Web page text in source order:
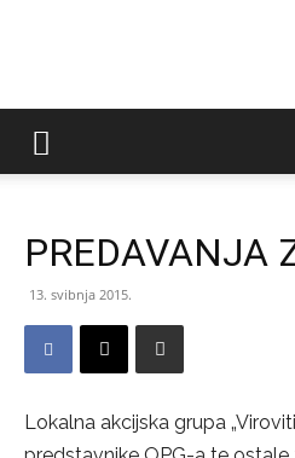
PREDAVANJA
13. svibnja 2015.
Lokalna akcijska grupa